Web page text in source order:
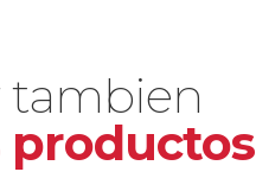
tambien
productos